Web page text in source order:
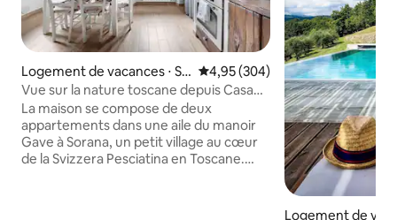
Logement de vacances ⋅ So
rana
Évaluation moyenne sur la
4,95 (304)
Vue sur la nature toscane depuis Casa
Gave
La maison se compose de deux
appartements dans une aile du manoir
Gave à Sorana, un petit village au cœur
de la Svizzera Pesciatina en Toscane.
Logement de